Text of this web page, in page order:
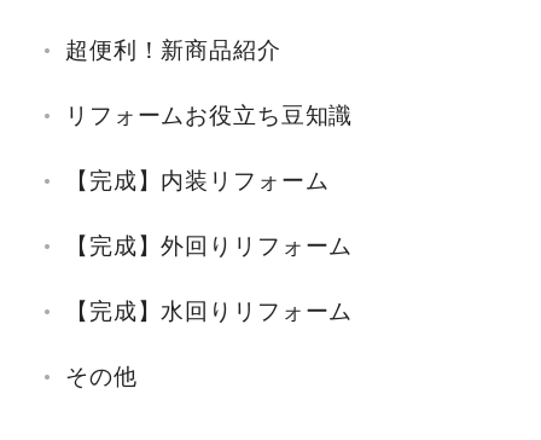
超便利！新商品紹介
リフォームお役立ち豆知識
【完成】内装リフォーム
【完成】外回りリフォーム
【完成】水回りリフォーム
その他